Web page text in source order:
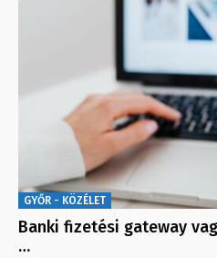
GYŐR - KÖZÉLET
Banki fizetési gateway
…